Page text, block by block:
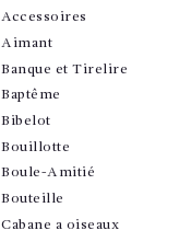
Accessoires
Aimant
Banque et Tirelire
Baptême
Bibelot
Bouillotte
Boule-Amitié
Bouteille
Cabane a oiseaux